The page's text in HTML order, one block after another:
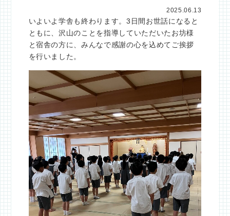
2025.06.13
いよいよ学舎も終わります。3日間お世話になると
ともに、沢山のことを指導していただいたお坊様
と宿舎の方に、みんなで感謝の心を込めてご挨拶
を行いました。